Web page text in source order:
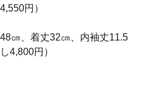
円）
㎝、着丈32㎝、内袖丈11.5
4,800円）